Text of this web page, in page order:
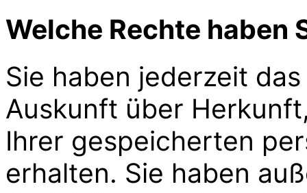
Welche Rechte haben
Sie haben jederzeit
Auskunft über
Ihrer gespeicherten
erhalten. Sie haben